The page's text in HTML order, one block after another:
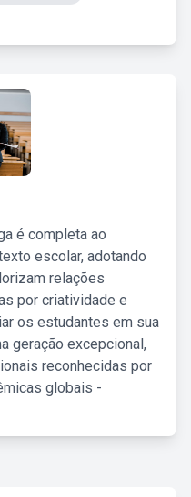
é completa ao
escolar, adotando
relações
por criatividade e
os estudantes em sua
geração excepcional,
reconhecidas por
globais -